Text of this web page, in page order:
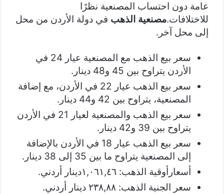
عامة دون احتساب المصنعية نظرًا
للاختلافات.مصنعية الذهب في دولة الأردن من محل
إلى محل آخر.
سعر بيع الذهب مع المصنعية عيار 24 في
الأردن يتراوح بين 45 و48 دينار.
سعر بيع الذهب عيار 22 في الأردن، مع إضافة
المصنعية، يتراوح بين 42 و44 دينار.
سعر بيع الذهب والمصنعية لعيار 21 في الأردن
يتراوح بين 39 و42 دينار.
سعر بيع الذهب عيار 18 في الأردن بالإضافة
إلى المصنعية يتراوح ما بين 35 إلى 38 دينار.
أسعارأوقية الذهب: ١,٠٦١,٤٦دينار أردني.
سعر الجنية الذهب: ٢٣٨,٨٨ دينار أردني.